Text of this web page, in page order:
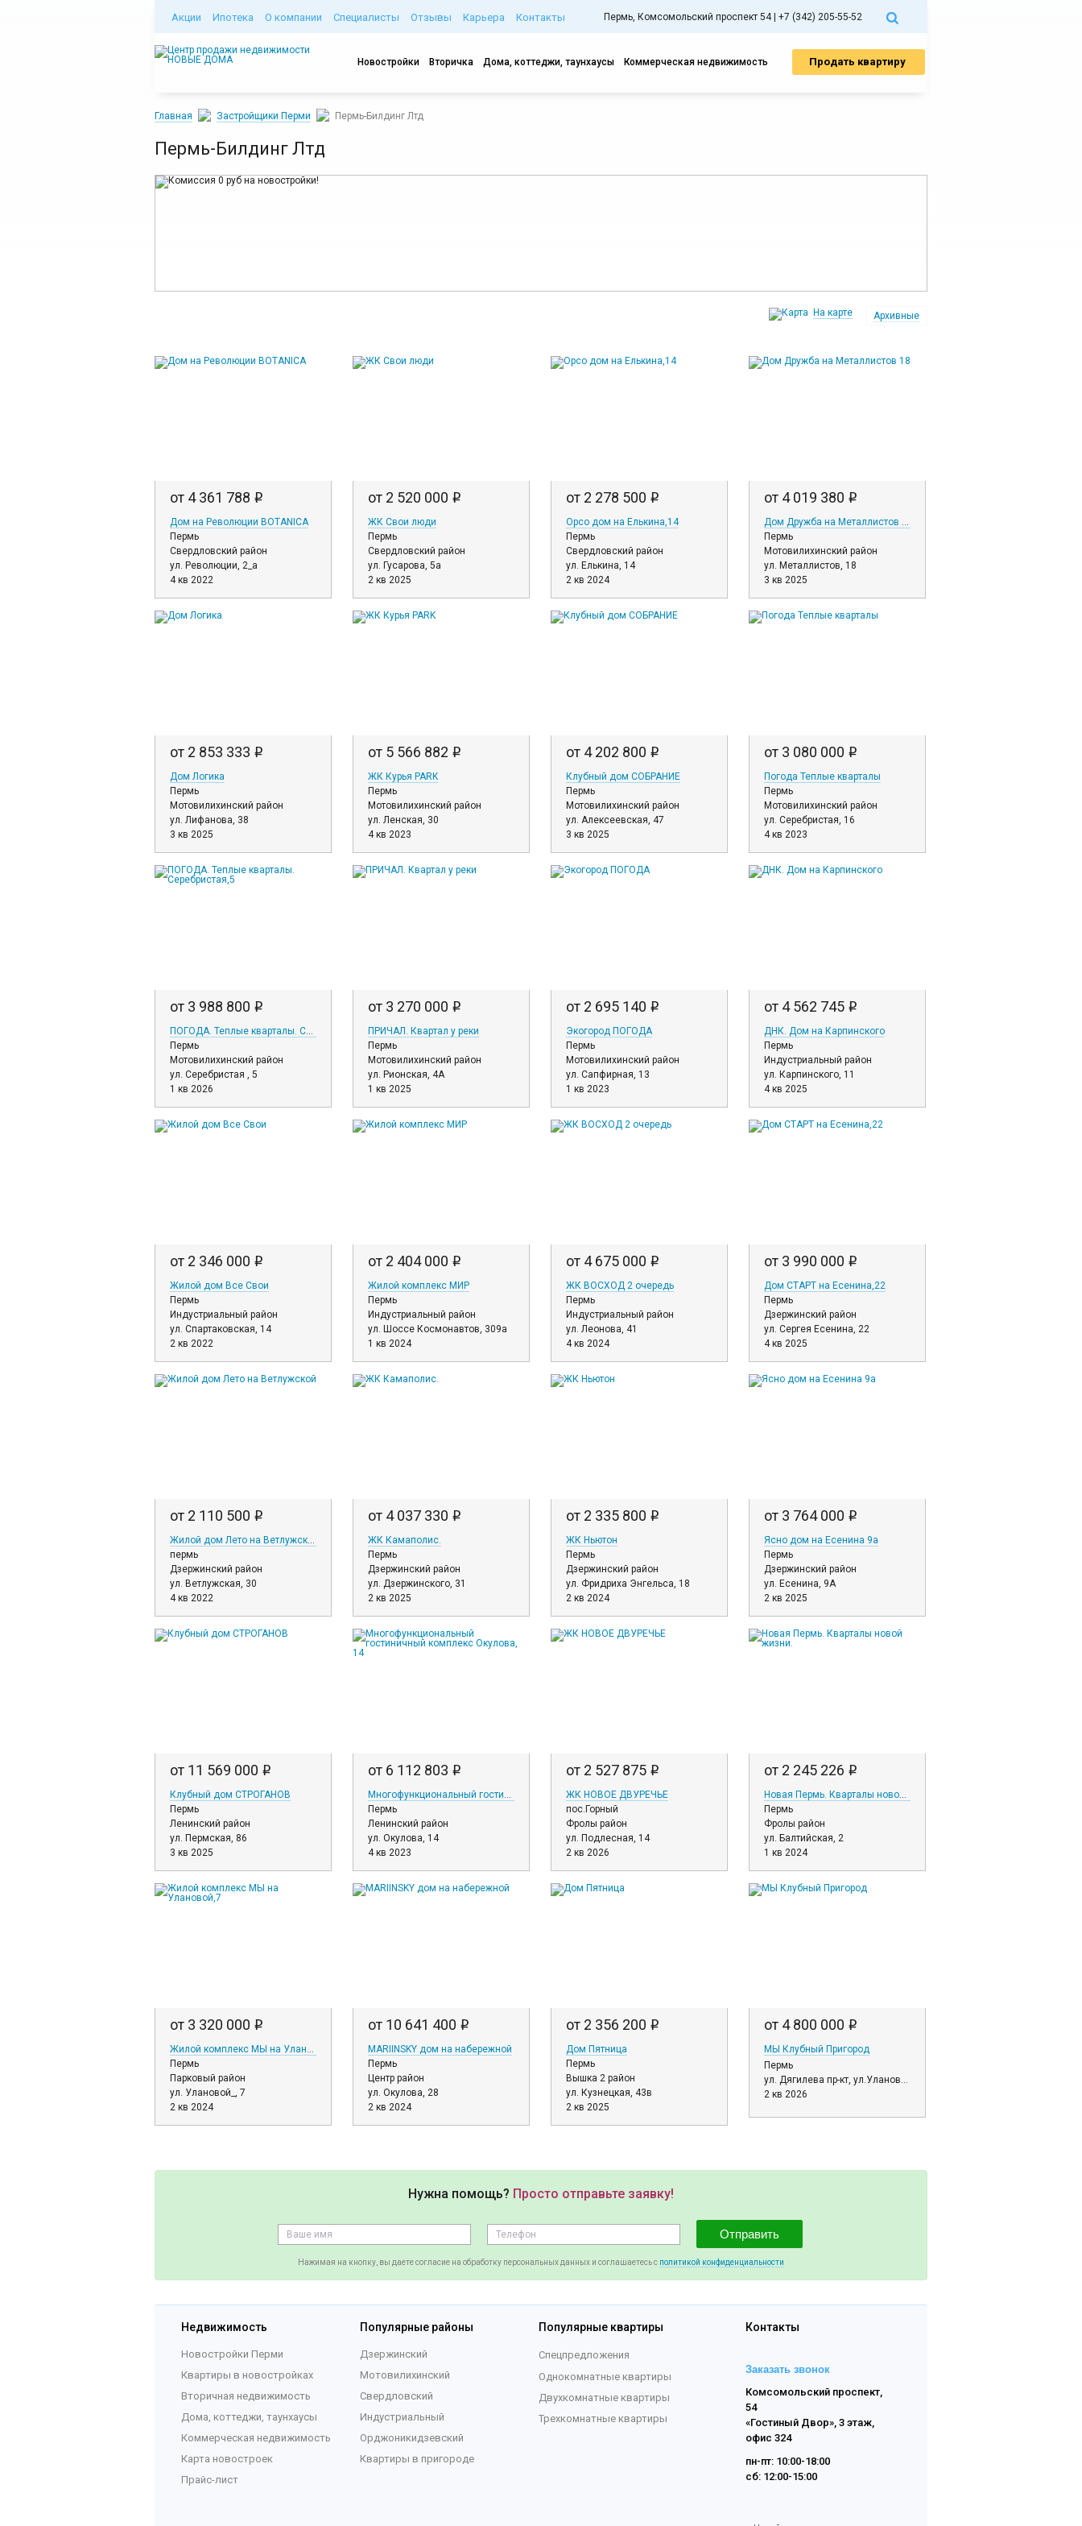
Акции Ипотека О компании Специалисты Отзывы Карьера Контакты Пермь, Комсомольский проспект 54 | +7 (342) 205-55-52
Новостройки Вторичка Дома, коттеджи, таунхаусы Коммерческая недвижимость Продать квартиру
Главная Застройщики Перми Пермь-Билдинг Лтд
Пермь-Билдинг Лтд
На карте Архивные
от 4 361 788 i
Дом на Революции BOTANICA
Пермь
Свердловский район
ул. Революции, 2_а
4 кв 2022
от 2 520 000 i
ЖК Свои люди
Пермь
Свердловский район
ул. Гусарова, 5а
2 кв 2025
от 2 278 500 i
Орсо дом на Елькина,14
Пермь
Свердловский район
ул. Елькина, 14
2 кв 2024
от 4 019 380 i
Дом Дружба на Металлистов 18
Пермь
Мотовилихинский район
ул. Металлистов, 18
3 кв 2025
от 2 853 333 i
Дом Логика
Пермь
Мотовилихинский район
ул. Лифанова, 38
3 кв 2025
от 5 566 882 i
ЖК Курья PARK
Пермь
Мотовилихинский район
ул. Ленская, 30
4 кв 2023
от 4 202 800 i
Клубный дом СОБРАНИЕ
Пермь
Мотовилихинский район
ул. Алексеевская, 47
3 кв 2025
от 3 080 000 i
Погода Теплые кварталы
Пермь
Мотовилихинский район
ул. Серебристая, 16
4 кв 2023
от 3 988 800 i
ПОГОДА. Теплые кварталы. Серебристая,5
Пермь
Мотовилихинский район
ул. Серебристая , 5
1 кв 2026
от 3 270 000 i
ПРИЧАЛ. Квартал у реки
Пермь
Мотовилихинский район
ул. Рионская, 4А
1 кв 2025
от 2 695 140 i
Экогород ПОГОДА
Пермь
Мотовилихинский район
ул. Сапфирная, 13
1 кв 2023
от 4 562 745 i
ДНК. Дом на Карпинского
Пермь
Индустриальный район
ул. Карпинского, 11
4 кв 2025
от 2 346 000 i
Жилой дом Все Свои
Пермь
Индустриальный район
ул. Спартаковская, 14
2 кв 2022
от 2 404 000 i
Жилой комплекс МИР
Пермь
Индустриальный район
ул. Шоссе Космонавтов, 309а
1 кв 2024
от 4 675 000 i
ЖК ВОСХОД 2 очередь
Пермь
Индустриальный район
ул. Леонова, 41
4 кв 2024
от 3 990 000 i
Дом СТАРТ на Есенина,22
Пермь
Дзержинский район
ул. Сергея Есенина, 22
4 кв 2025
от 2 110 500 i
Жилой дом Лето на Ветлужской
пермь
Дзержинский район
ул. Ветлужская, 30
4 кв 2022
от 4 037 330 i
ЖК Камаполис.
Пермь
Дзержинский район
ул. Дзержинского, 31
2 кв 2025
от 2 335 800 i
ЖК Ньютон
Пермь
Дзержинский район
ул. Фридриха Энгельса, 18
2 кв 2024
от 3 764 000 i
Ясно дом на Есенина 9а
Пермь
Дзержинский район
ул. Есенина, 9А
2 кв 2025
от 11 569 000 i
Клубный дом СТРОГАНОВ
Пермь
Ленинский район
ул. Пермская, 86
3 кв 2025
от 6 112 803 i
Многофункциональный гостиничный комплекс Окулова, 14
Пермь
Ленинский район
ул. Окулова, 14
4 кв 2023
от 2 527 875 i
ЖК НОВОЕ ДВУРЕЧЬЕ
пос.Горный
Фролы район
ул. Подлесная, 14
2 кв 2026
от 2 245 226 i
Новая Пермь. Кварталы новой жизни.
Пермь
Фролы район
ул. Балтийская, 2
1 кв 2024
от 3 320 000 i
Жилой комплекс МЫ на Улановой,7
Пермь
Парковый район
ул. Улановой_, 7
2 кв 2024
от 10 641 400 i
MARIINSKY дом на набережной
Пермь
Центр район
ул. Окулова, 28
2 кв 2024
от 2 356 200 i
Дом Пятница
Пермь
Вышка 2 район
ул. Кузнецкая, 43в
2 кв 2025
от 4 800 000 i
МЫ Клубный Пригород
Пермь
ул. Дягилева пр-кт, ул.Улановой, ул.Парфенова, д. 2, 3, 4, 5, 6, 7
2 кв 2026
Нужна помощь? Просто отправьте заявку!
Отправить
Нажимая на кнопку, вы даете согласие на обработку персональных данных и соглашаетесь c политикой конфиденциальности
Недвижимость
Новостройки Перми
Квартиры в новостройках
Вторичная недвижимость
Дома, коттеджи, таунхаусы
Коммерческая недвижимость
Карта новостроек
Прайс-лист
Популярные районы
Дзержинский
Мотовилихинский
Свердловский
Индустриальный
Орджоникидзевский
Квартиры в пригороде
Популярные квартиры
Спецпредложения
Однокомнатные квартиры
Двухкомнатные квартиры
Трехкомнатные квартиры
Контакты
Заказать звонок
Комсомольский проспект,
54
«Гостиный Двор», 3 этаж,
офис 324
пн-пт: 10:00-18:00
сб: 12:00-15:00